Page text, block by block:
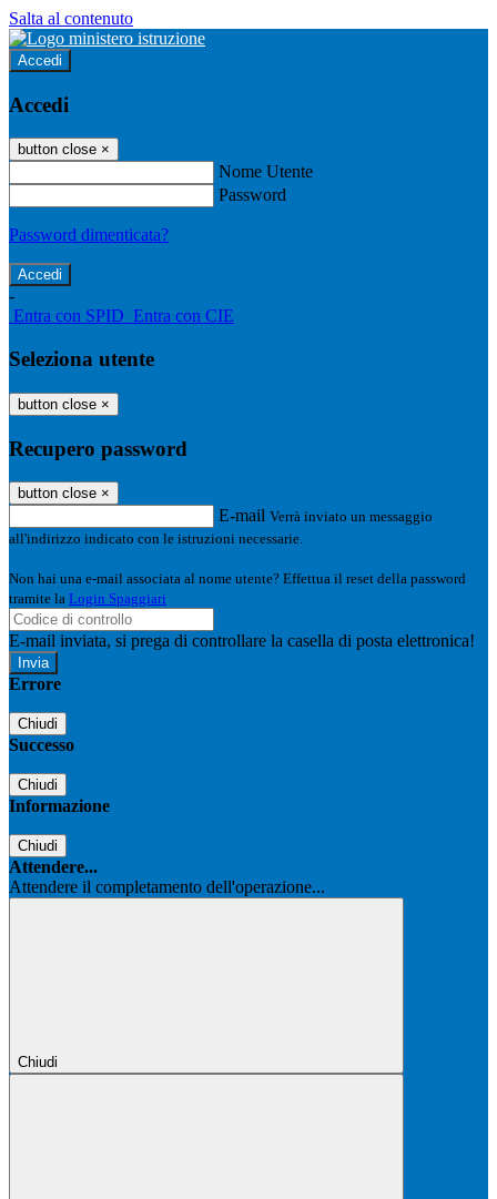
Salta al contenuto
Accedi
Accedi
button close ×
Nome Utente
Password
Password dimenticata?
-
Entra con SPID Entra con CIE
Seleziona utente
button close ×
Recupero password
button close ×
E-mail Verrà inviato un messaggio
all'indirizzo indicato con le istruzioni necessarie.
Non hai una e-mail associata al nome utente? Effettua il reset della password
tramite la Login Spaggiari
E-mail inviata, si prega di controllare la casella di posta elettronica!
Errore
Chiudi
Successo
Chiudi
Informazione
Chiudi
Attendere...
Attendere il completamento dell'operazione...
Chiudi